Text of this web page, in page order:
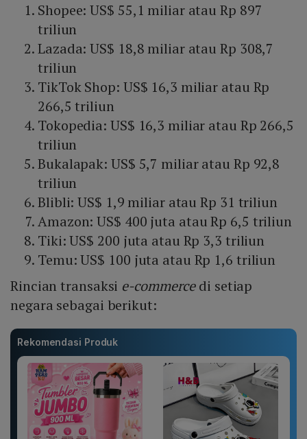
Shopee: US$ 55,1 miliar atau Rp 897
triliun
Lazada: US$ 18,8 miliar atau Rp 308,7
triliun
TikTok Shop: US$ 16,3 miliar atau Rp
266,5 triliun
Tokopedia: US$ 16,3 miliar atau Rp 266,5
triliun
Bukalapak: US$ 5,7 miliar atau Rp 92,8
triliun
Blibli: US$ 1,9 miliar atau Rp 31 triliun
Amazon: US$ 400 juta atau Rp 6,5 triliun
Tiki: US$ 200 juta atau Rp 3,3 triliun
Temu: US$ 100 juta atau Rp 1,6 triliun
Rincian transaksi e-commercedi setiap
negara sebagai berikut:
Rekomendasi Produk